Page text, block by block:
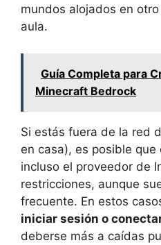
mundos alojados en
aula.
Guía Completa para
Minecraft Bedrock
Si estás fuera de la red
en casa), es posible
incluso el proveedor de
restricciones, aunque
frecuente. En estos
iniciar sesión o
deberse más a caídas